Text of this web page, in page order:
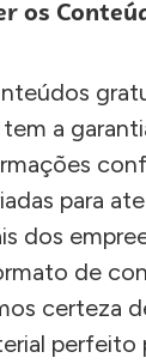
os
a
para
dos
de
certeza
perfeito